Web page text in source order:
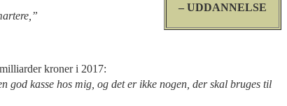
– UDDANNELSE
kroner i 2017:
god kasse hos mig, og det er ikke nogen, der skal bruges til